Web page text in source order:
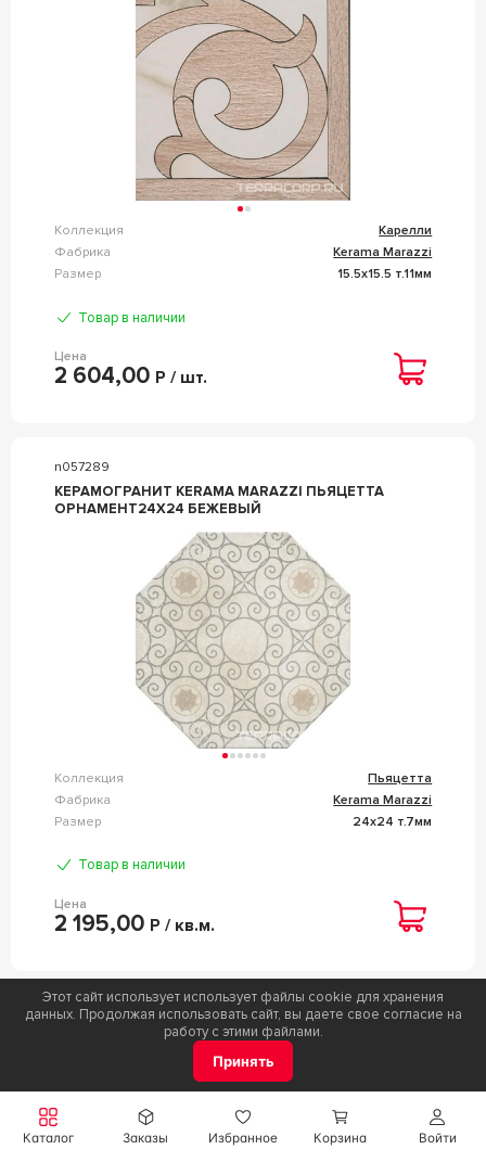
Войти
Каталог Заказы Избранное Корзина
Коллекция
Карелли
Фабрика
Kerama Marazzi
Размер
15.5x15.5 т.11мм
Товар в наличии
Цена
2 604,00 Р / шт.
n057289
КЕРАМОГРАНИТ KERAMA MARAZZI ПЬЯЦЕТТА
ОРНАМЕНТ24X24 БЕЖЕВЫЙ
Коллекция
Пьяцетта
Фабрика
Kerama Marazzi
Размер
24x24 т.7мм
Товар в наличии
Цена
2 195,00 Р / кв.м.
n069590
КЕРАМОГРАНИТ KERAMA MARAZZI ГРЕНЕЛЬ
Этот сайт использует использует файлы cookie для хранения
данных. Продолжая использовать сайт, вы даете свое согласие на
работу с этими файлами.
Принять